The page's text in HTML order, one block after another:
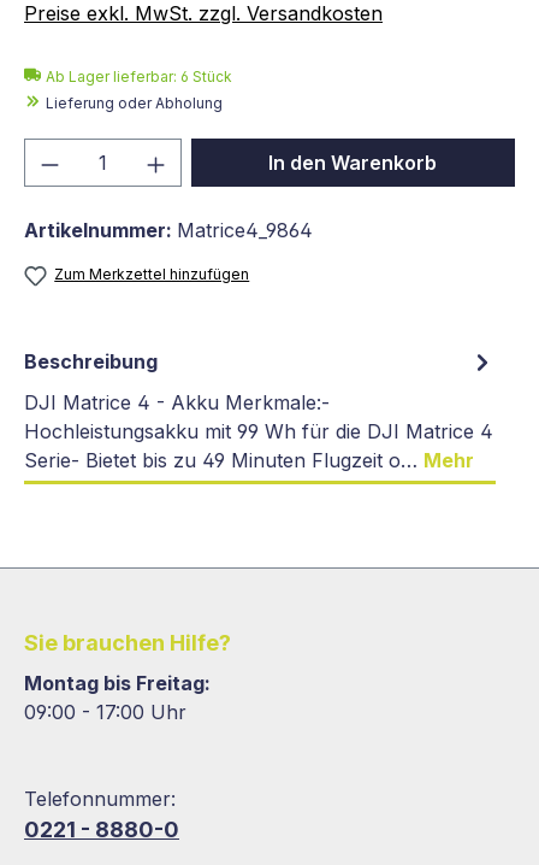
Preise exkl. MwSt. zzgl. Versandkosten
Ab Lager lieferbar: 6 Stück
Lieferung oder Abholung
Produkt Anzahl: Gib denIn den Warenkorb
Artikelnummer: Matrice4_9864
Zum Merkzettel hinzufügen
Beschreibung
DJI Matrice 4 - Akku Merkmale:-
Hochleistungsakku mit 99 Wh für die DJI Matrice 4
Serie- Bietet bis zu 49 Minuten Flugzeit o… Mehr
Sie brauchen Hilfe?
Montag bis Freitag:
09:00 - 17:00 Uhr
Telefonnummer:
0221 - 8880-0